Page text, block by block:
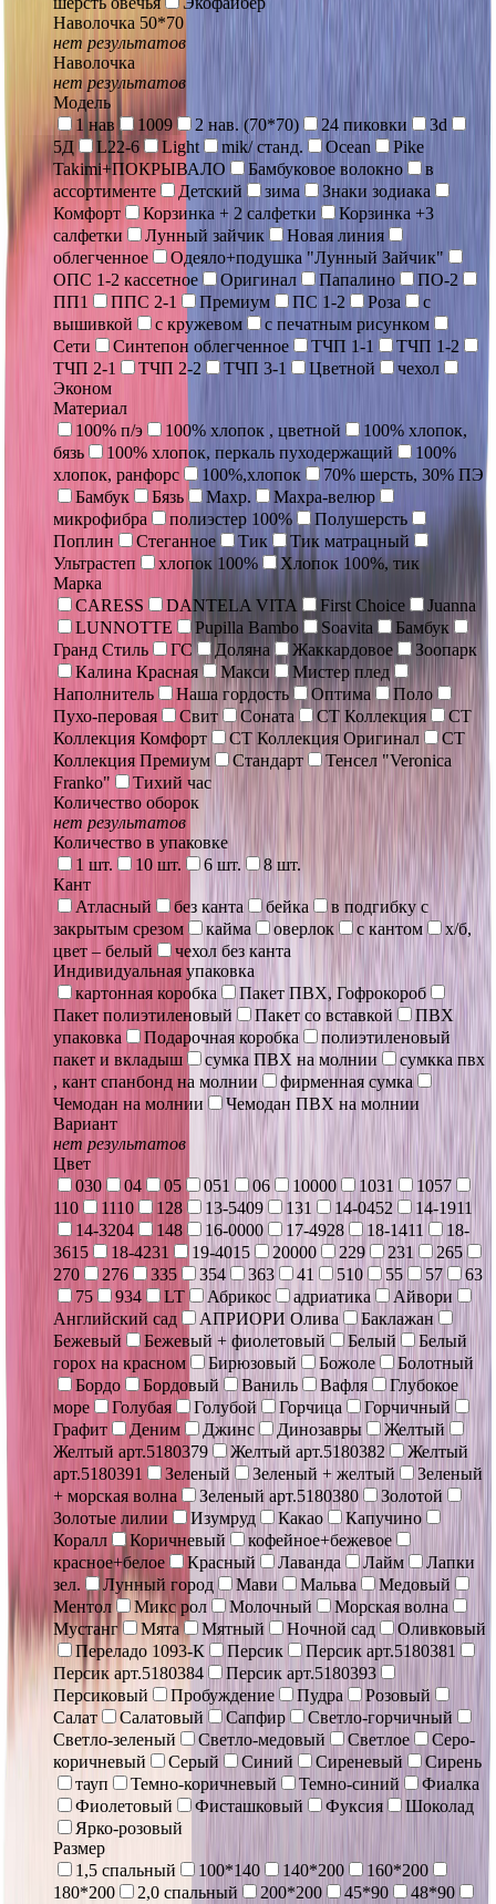
Наволочка 50*70
нет результатов
Наволочка
нет результатов
Модель
1 нав
1009 2 нав. (70*70) 24 пиковки
3d
5Д
L22-6 Light mik/ станд. Ocean
Pike
Takimi+ПОКРЫВАЛО
Бамбуковое волокно
в
ассортименте
Детский зима
Знаки зодиака
Комфорт
Корзинка + 2 салфетки
Корзинка +3
салфетки
Лунный зайчик
Новая линия
облегченное
Одеяло+подушка "Лунный Зайчик"
ОПС 1-2 кассетное
Оригинал Папалино
ПО-2
ПП1
ППС 2-1 Премиум ПС 1-2 Роза
с
вышивкой
с кружевом
с печатным рисунком
Сети
Синтепон облегченное ТЧП 1-1
ТЧП 1-2
ТЧП 2-1
ТЧП 2-2 ТЧП 3-1 Цветной
чехол
Эконом
Материал
100% п/э
100% хлопок , цветной
100% хлопок,
бязь
100% хлопок, перкаль пуходержащий
100%
хлопок, ранфорс
100%,хлопок
70% шерсть, 30% ПЭ
Бамбук
Бязь Махр.
Махра-велюр
микрофибра
полиэстер 100%
Полушерсть
Поплин
Стеганное Тик
Тик матрацный
Ультрастеп
хлопок 100%
Хлопок 100%, тик
Марка
CARESS
DANTELA VITA First Choice
Juanna
LUNNOTTE
Pupilla Bambo Soavita
Бамбук
Гранд Стиль
ГС Доляна Жаккардовое
Зоопарк
Калина Красная
Макси
Мистер плед
Наполнитель
Наша гордость Оптима
Поло
Пухо-перовая
Свит Соната СТ Коллекция
СТ
Коллекция Комфорт
СТ Коллекция Оригинал
СТ
Коллекция Премиум
Стандарт
Тенсел "Veronica
Franko"
Тихий час
Количество оборок
нет результатов
Количество в упаковке
1 шт.
10 шт. 6 шт.
8 шт.
Кант
Атласный
без канта бейка
в подгибку с
закрытым срезом
кайма оверлок с кантом
х/б,
цвет – белый
чехол без канта
Индивидуальная упаковка
картонная коробка
Пакет ПВХ, Гофрокороб
Пакет полиэтиленовый
Пакет со вставкой
ПВХ
упаковка
Подарочная коробка
полиэтиленовый
пакет и вкладыш
сумка ПВХ на молнии
сумкка пвх
, кант спанбонд на молнии
фирменная сумка
Чемодан на молнии
Чемодан ПВХ на молнии
Вариант
нет результатов
Цвет
030
04 05 051 06 10000 1031
1057
110
1110 128 13-5409 131 14-0452
14-1911
14-3204
148 16-0000 17-4928 18-1411
18-
3615
18-4231 19-4015 20000 229 231
265
270
276 335 354 363 41 510 55 57
63
75
934 LT Абрикос адриатика
Айвори
Английский сад
АПРИОРИ Олива
Баклажан
Бежевый
Бежевый + фиолетовый Белый
Белый
горох на красном
Бирюзовый Божоле
Болотный
Бордо
Бордовый Ваниль Вафля
Глубокое
море
Голубая Голубой Горчица
Горчичный
Графит
Деним Джинс Динозавры
Желтый
Желтый арт.5180379
Желтый арт.5180382
Желтый
арт.5180391
Зеленый Зеленый + желтый
Зеленый
+ морская волна
Зеленый арт.5180380
Золотой
Золотые лилии
Изумруд Какао
Капучино
Коралл
Коричневый
кофейное+бежевое
красное+белое
Красный Лаванда Лайм
Лапки
зел.
Лунный город Мави Мальва
Медовый
Ментол
Микс рол Молочный
Морская волна
Мустанг
Мята Мятный Ночной сад
Оливковый
Переладо 1093-К
Персик
Персик арт.5180381
Персик арт.5180384
Персик арт.5180393
Персиковый
Пробуждение Пудра
Розовый
Салат
Салатовый Сапфир
Светло-горчичный
Светло-зеленый
Светло-медовый Светлое
Серо-
коричневый
Серый Синий Сиреневый
Сирень
тауп
Темно-коричневый Темно-синий
Фиалка
Фиолетовый
Фисташковый Фуксия
Шоколад
Ярко-розовый
Размер
1,5 спальный
100*140 140*200
160*200
180*200
2,0 спальный 200*200 45*90
48*90